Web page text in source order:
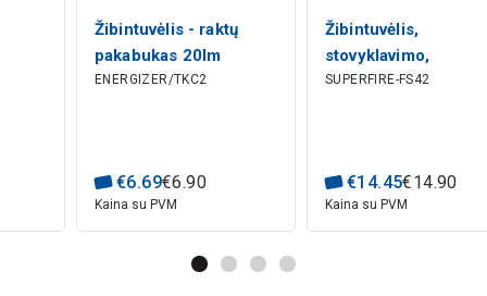
Žibintuvėlis - raktų
pakabukas 20lm
2xCR2032 ENERGIZER
ENERGIZER/TKC2
€6.69€6.90
Kaina su PVM
Žibintuvėlis,
stovyklavimo,
įkraunamas USB-C,
SUPERFIRE-FS42
€14.45€14.90
Kaina su PVM